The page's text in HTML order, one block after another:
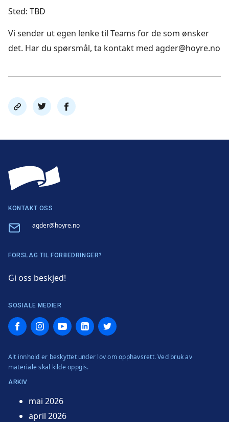
Sted: TBD
Vi sender ut egen lenke til Teams for de som ønsker
det. Har du spørsmål, ta kontakt med agder@hoyre.no
Del
link
Del
på
Del
på
KONTAKT OSS
Email agder@hoyre.no
FORSLAG TIL FORBEDRINGER?
Gi oss beskjed!
SOSIALE MEDIER
FacebookInstagramYouTubeLinkedInTwitter
Alt innhold er beskyttet under lov om opphavsrett. Ved bruk av
materiale skal kilde oppgis.
ARKIV
mai 2026
april 2026